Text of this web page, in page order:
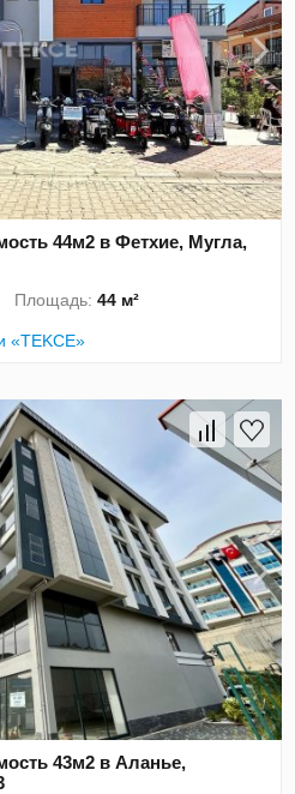
44м2 в Фетхие, Мугла,
Площадь:44 м²
«TEKCE»
43м2 в Аланье,